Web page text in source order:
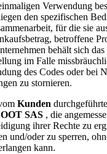
Verwendung
den spezifischen
für die sie
betroffene
behält sich das
im Falle
des Codes oder bei
zu stornieren.
Kunden
SAS , die
ihrer Rechte zu
und/oder zu sperren,
kann.